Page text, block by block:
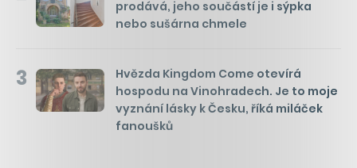
prodává, jeho součástí je i sýpka
nebo sušárna chmele
3
Hvězda Kingdom Come otevírá
hospodu na Vinohradech. Je to moje
vyznání lásky k Česku, říká miláček
fanoušků